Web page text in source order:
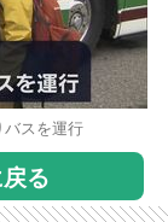
スを運行
る